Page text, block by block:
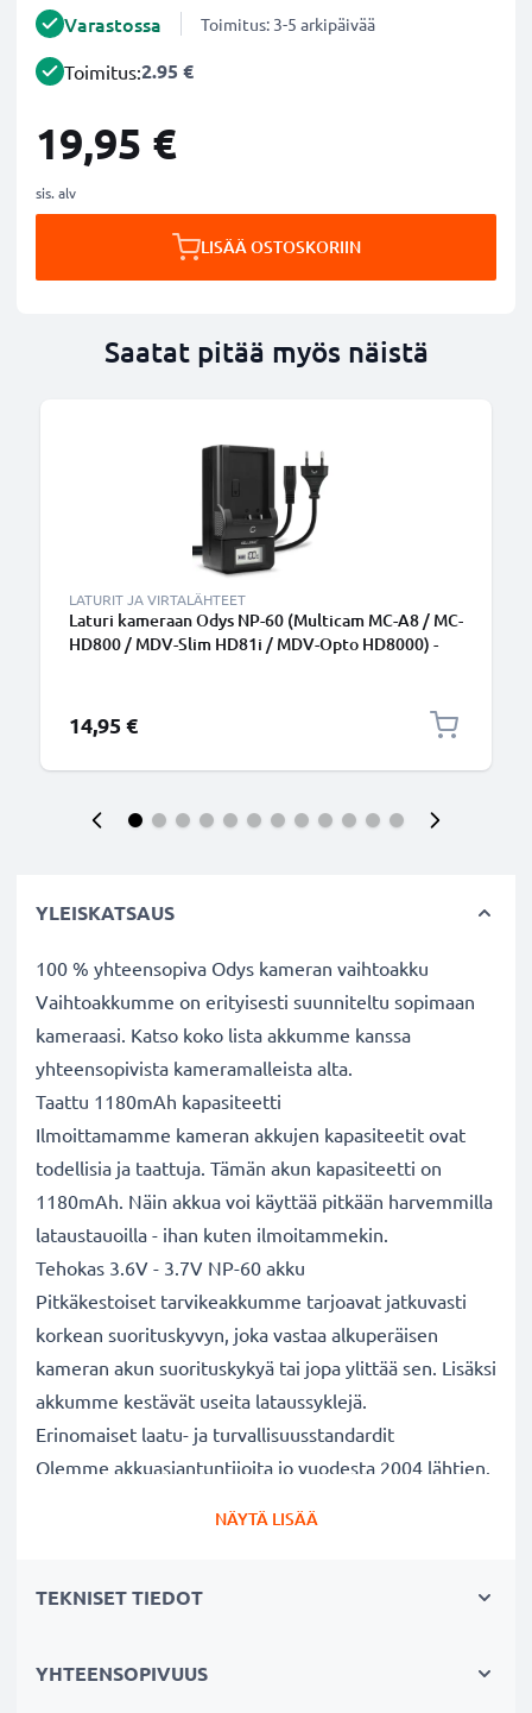
Varastossa Toimitus: 3-5 arkipäivää
Toimitus:2.95 €
19,95 €
sis. alv
LISÄÄ OSTOSKORIIN
Saatat pitää myös näistä
LATURIT JA VIRTALÄHTEET
Laturi kameraan Odys NP-60 (Multicam MC-A8 / MC-
HD800 / MDV-Slim HD81i / MDV-Opto HD8000) -
14,95 €
YLEISKATSAUS
100 % yhteensopiva Odys kameran vaihtoakku
Vaihtoakkumme on erityisesti suunniteltu sopimaan
kameraasi. Katso koko lista akkumme kanssa
yhteensopivista kameramalleista alta.
Taattu 1180mAh kapasiteetti
Ilmoittamamme kameran akkujen kapasiteetit ovat
todellisia ja taattuja. Tämän akun kapasiteetti on
1180mAh. Näin akkua voi käyttää pitkään harvemmilla
lataustauoilla - ihan kuten ilmoitammekin.
Tehokas 3.6V - 3.7V NP-60 akku
Pitkäkestoiset tarvikeakkumme tarjoavat jatkuvasti
korkean suorituskyvyn, joka vastaa alkuperäisen
kameran akun suorituskykyä tai jopa ylittää sen. Lisäksi
akkumme kestävät useita lataussyklejä.
Erinomaiset laatu- ja turvallisuusstandardit
Olemme akkuasiantuntijoita jo vuodesta 2004 lähtien.
Tärkeä lisä valokuvaajaan kameralaukkuun
pitkäaikaiseen valokuvaukseen tai videokuvaukseen.
NÄYTÄ LISÄÄ
TEKNISET TIEDOT
YHTEENSOPIVUUS